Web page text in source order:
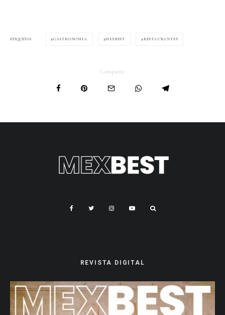
ETIQUETAS GASTRONOMÍA MEXBEST RESTAURANTES
Compartir
REVISTA DIGITAL